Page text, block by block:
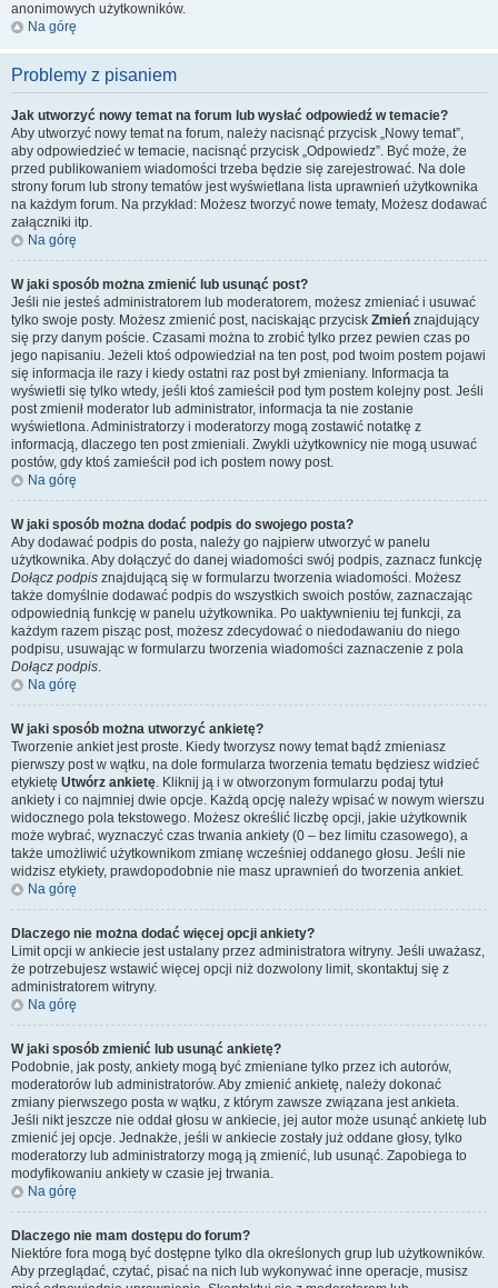
anonimowych użytkowników.
Na górę
Problemy z pisaniem
Jak utworzyć nowy temat na forum lub wysłać odpowiedź w temacie?
Aby utworzyć nowy temat na forum, należy nacisnąć przycisk „Nowy temat”,
aby odpowiedzieć w temacie, nacisnąć przycisk „Odpowiedz”. Być może, że
przed publikowaniem wiadomości trzeba będzie się zarejestrować. Na dole
strony forum lub strony tematów jest wyświetlana lista uprawnień użytkownika
na każdym forum. Na przykład: Możesz tworzyć nowe tematy, Możesz dodawać
załączniki itp.
Na górę
W jaki sposób można zmienić lub usunąć post?
Jeśli nie jesteś administratorem lub moderatorem, możesz zmieniać i usuwać
tylko swoje posty. Możesz zmienić post, naciskając przycisk Zmień znajdujący
się przy danym poście. Czasami można to zrobić tylko przez pewien czas po
jego napisaniu. Jeżeli ktoś odpowiedział na ten post, pod twoim postem pojawi
się informacja ile razy i kiedy ostatni raz post był zmieniany. Informacja ta
wyświetli się tylko wtedy, jeśli ktoś zamieścił pod tym postem kolejny post. Jeśli
post zmienił moderator lub administrator, informacja ta nie zostanie
wyświetlona. Administratorzy i moderatorzy mogą zostawić notatkę z
informacją, dlaczego ten post zmieniali. Zwykli użytkownicy nie mogą usuwać
postów, gdy ktoś zamieścił pod ich postem nowy post.
Na górę
W jaki sposób można dodać podpis do swojego posta?
Aby dodawać podpis do posta, należy go najpierw utworzyć w panelu
użytkownika. Aby dołączyć do danej wiadomości swój podpis, zaznacz funkcję
Dołącz podpis znajdującą się w formularzu tworzenia wiadomości. Możesz
także domyślnie dodawać podpis do wszystkich swoich postów, zaznaczając
odpowiednią funkcję w panelu użytkownika. Po uaktywnieniu tej funkcji, za
każdym razem pisząc post, możesz zdecydować o niedodawaniu do niego
podpisu, usuwając w formularzu tworzenia wiadomości zaznaczenie z pola
Dołącz podpis.
Na górę
W jaki sposób można utworzyć ankietę?
Tworzenie ankiet jest proste. Kiedy tworzysz nowy temat bądź zmieniasz
pierwszy post w wątku, na dole formularza tworzenia tematu będziesz widzieć
etykietę Utwórz ankietę. Kliknij ją i w otworzonym formularzu podaj tytuł
ankiety i co najmniej dwie opcje. Każdą opcję należy wpisać w nowym wierszu
widocznego pola tekstowego. Możesz określić liczbę opcji, jakie użytkownik
może wybrać, wyznaczyć czas trwania ankiety (0 – bez limitu czasowego), a
także umożliwić użytkownikom zmianę wcześniej oddanego głosu. Jeśli nie
widzisz etykiety, prawdopodobnie nie masz uprawnień do tworzenia ankiet.
Na górę
Dlaczego nie można dodać więcej opcji ankiety?
Limit opcji w ankiecie jest ustalany przez administratora witryny. Jeśli uważasz,
że potrzebujesz wstawić więcej opcji niż dozwolony limit, skontaktuj się z
administratorem witryny.
Na górę
W jaki sposób zmienić lub usunąć ankietę?
Podobnie, jak posty, ankiety mogą być zmieniane tylko przez ich autorów,
moderatorów lub administratorów. Aby zmienić ankietę, należy dokonać
zmiany pierwszego posta w wątku, z którym zawsze związana jest ankieta.
Jeśli nikt jeszcze nie oddał głosu w ankiecie, jej autor może usunąć ankietę lub
zmienić jej opcje. Jednakże, jeśli w ankiecie zostały już oddane głosy, tylko
moderatorzy lub administratorzy mogą ją zmienić, lub usunąć. Zapobiega to
modyfikowaniu ankiety w czasie jej trwania.
Na górę
Dlaczego nie mam dostępu do forum?
Niektóre fora mogą być dostępne tylko dla określonych grup lub użytkowników.
Aby przeglądać, czytać, pisać na nich lub wykonywać inne operacje, musisz